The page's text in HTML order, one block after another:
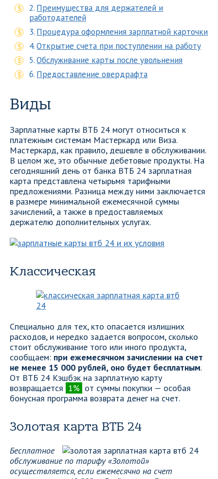
Преимущества для держателей и
работодателей
Процедура оформления зарплатной карточки
Открытие счета при поступлении на работу
Обслуживание карты после увольнения
Предоставление овердрафта
Виды
Зарплатные карты ВТБ 24 могут относиться к
платежным системам Мастеркард или Виза.
Мастеркард, как правило, дешевле в обслуживании.
В целом же, это обычные дебетовые продукты. На
сегодняшний день от банка ВТБ 24 зарплатная
карта представлена четырьмя тарифными
предложениями. Разница между ними заключается
в размере минимальной ежемесячной суммы
зачислений, а также в предоставляемых
держателю дополнительных услугах.
Классическая
Специально для тех, кто опасается излишних
расходов, и нередко задается вопросом, сколько
стоит обслуживание того или иного продукта,
сообщаем: при ежемесячном зачислении на счет
не менее 15 000 рублей, оно будет бесплатным.
От ВТБ 24 Кэшбэк на зарплатную карту
возвращается 1% от суммы покупки — особая
бонусная программа возврата денег на счет.
Золотая карта ВТБ 24
Бесплатное
обслуживание по тарифу «Золотой»
осуществляется, если ежемесячно на счет